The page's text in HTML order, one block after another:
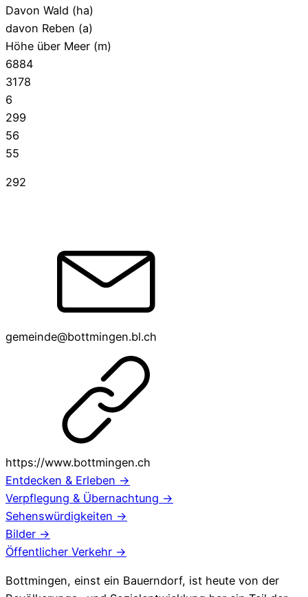
Davon Wald (ha)
davon Reben (a)
Höhe über Meer (m)
6884
3178
6
299
56
55
292
gemeinde@bottmingen.bl.ch
https://www.bottmingen.ch
Entdecken & Erleben →
Verpflegung & Übernachtung →
Sehenswürdigkeiten →
Bilder →
Öffentlicher Verkehr →
Bottmingen, einst ein Bauerndorf, ist heute von der